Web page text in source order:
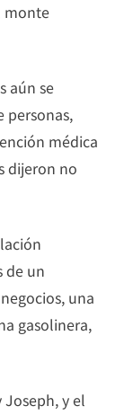
monte
aún se
personas,
médica
dijeron no
de un
una
gasolinera,
y el